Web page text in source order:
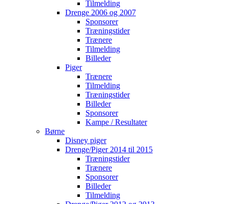
Tilmelding
Drenge 2006 og 2007
Sponsorer
Træningstider
Trænere
Tilmelding
Billeder
Piger
Trænere
Tilmelding
Træningstider
Billeder
Sponsorer
Kampe / Resultater
Børne
Disney piger
Drenge/Piger 2014 til 2015
Træningstider
Trænere
Sponsorer
Billeder
Tilmelding